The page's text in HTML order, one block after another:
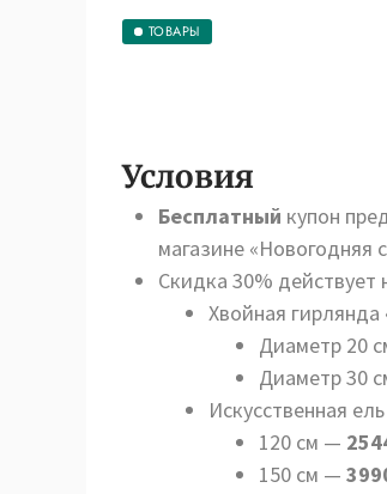
ТОВАРЫ
Условия
Бесплатный купон
магазине «Новогодняя
Скидка 30%
Хвойная
Диаметр 20
Диаметр 30
Искусственная
120 см —
150 см —